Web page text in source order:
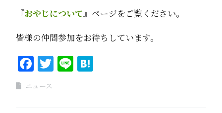
『おやじについて』ページをご覧ください。
皆様の仲間参加をお待ちしています。
Facebook
Twitter
Line
ニュース